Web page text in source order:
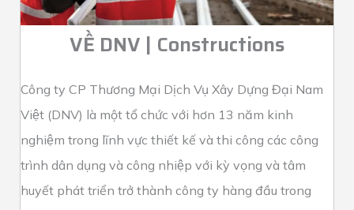
VỀ DNV | Constructions
Công ty CP Thương Mại Dịch Vụ Xây Dựng Đại Nam
Việt (DNV) là một tổ chức với hơn 13 năm kinh
nghiệm trong lĩnh vực thiết kế và thi công các công
trình dân dụng và công nhiệp với kỳ vọng và tâm
huyết phát triển trở thành công ty hàng đầu trong